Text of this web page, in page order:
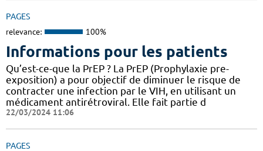
PAGES
relevance: 100%
Informations pour les patients
Qu’est-ce-que la PrEP ? La PrEP (Prophylaxie pre-
exposition) a pour objectif de diminuer le risque de
contracter une infection par le VIH, en utilisant un
médicament antirétroviral. Elle fait partie d
22/03/2024 11:06
PAGES